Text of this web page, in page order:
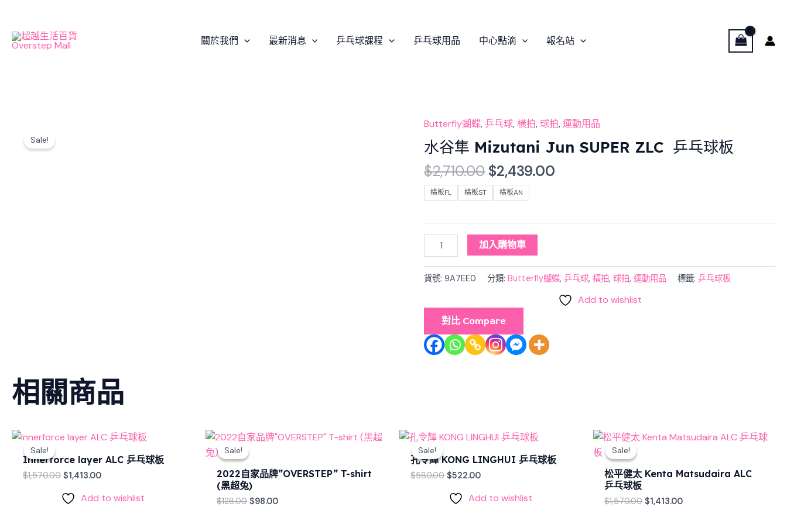
content
關於我們 最新消息 乒乓球課程 乒乓球用品 中心點滴 報名站
Sale!
Butterfly蝴蝶,乒乓球,橫拍,球拍,運動用品
水谷隼 Mizutani Jun SUPER ZLC 乒乓球板
$2,710.00
Original
price
was:
$2,710.00.
$2,439.00
Current
price
is:
橫板FL 橫板ST 橫板AN
水
谷
隼
Mizutani
Jun
SUPER
乒
板
量
加入購物車
貨號:9A7EE0 分類:Butterfly蝴蝶,乒乓球,橫拍,球拍,運動用品 標籤:乒乓球板
Add to wishlist
對比 Compare
相關商品
Sale!
Sale!
Innerforce layer ALC 乒乓球板
$1,570.00
Original
price
was:
$1,570.00.
$1,413.00
Current
price
is:
$1,413.00.
Add to wishlist
Sale!
Sale!
2022自家品牌”OVERSTEP” T-shirt
(黑超兔)
$128.00
Original
price
$128.00.
$98.00
Current
Sale!
Sale!
孔令輝 KONG LINGHUI 乒乓球板
$580.00
Original
was:
$580.00.
$522.00
Current
price
is:
$522.00.
Add to wishlist
Sale!
Sale!
松平健太 Kenta Matsudaira ALC
乒乓球板
$1,570.00
Original
$1,413.00
Current